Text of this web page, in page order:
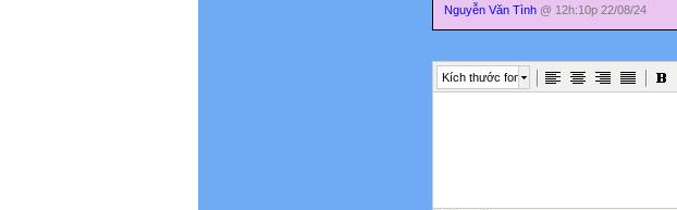
Nguyễn Văn Tình @ 12h:10p 22/08/24
Kích thước font